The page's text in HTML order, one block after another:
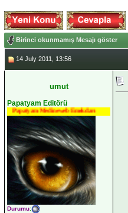
Birinci okunmamış Mesajı göster
14 July 2011, 13:56
umut
Papatyam Editörü
Papatyam Medineweb Emekdarı
Durumu: